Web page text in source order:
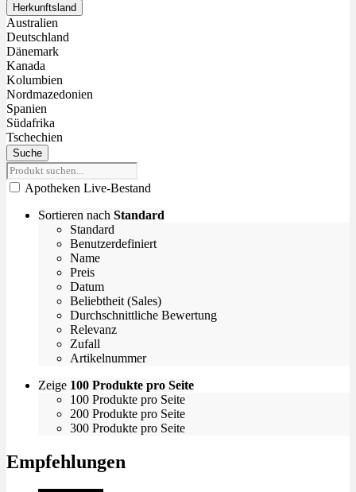
Herkunftsland
Australien
Deutschland
Dänemark
Kanada
Kolumbien
Nordmazedonien
Spanien
Südafrika
Tschechien
Suche
Apotheken Live-Bestand
Sortieren nach Standard
Standard
Benutzerdefiniert
Name
Preis
Datum
Beliebtheit (Sales)
Durchschnittliche Bewertung
Relevanz
Zufall
Artikelnummer
Zeige 100 Produkte pro Seite
100 Produkte pro Seite
200 Produkte pro Seite
300 Produkte pro Seite
Empfehlungen